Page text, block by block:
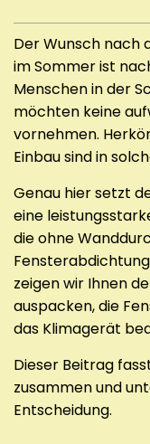
Der Wunsch nach
im Sommer ist
Menschen in der
möchten keine
vornehmen.
Einbau sind in
Genau hier setzt
eine
die ohne
zeigen wir Ihnen
auspacken, die
das Klimagerät
Dieser Beitrag
zusammen und
Entscheidung.